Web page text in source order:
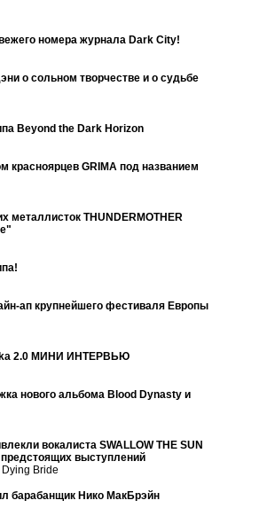
номера журнала Dark City!
о сольном творчестве и о судьбе
Beyond the Dark Horizon
GRIMA под названием
металлисток THUNDERMOTHER
ап крупнейшего фестиваля Европы
2.0 МИНИ ИНТЕРВЬЮ
нового альбома Blood Dynasty и
вокалиста SWALLOW THE SUN
выступлений
Dying Bride
барабанщик Нико МакБрэйн